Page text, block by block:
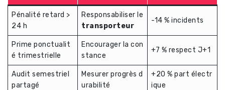
Pénalité retard >
24 h
Responsabiliser le
transporteur
-14 % incidents
Prime ponctualit
é trimestrielle
Encourager la con
stance
+7 % respect J+1
Audit semestriel
partagé
Mesurer progrès d
urabilité
+20 % part électr
ique